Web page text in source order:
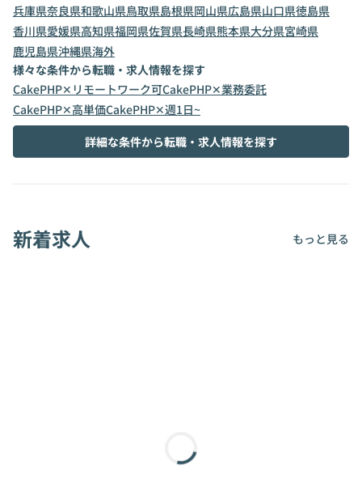
兵庫県奈良県和歌山県鳥取県島根県岡山県広島県山口県徳島県
香川県愛媛県高知県福岡県佐賀県長崎県熊本県大分県宮崎県
鹿児島県沖縄県海外
様々な条件から転職・求人情報を探す
CakePHP✕リモートワーク可CakePHP✕業務委託
CakePHP✕高単価CakePHP✕週1日~
詳細な条件から転職・求人情報を探す
新着求人 もっと見る